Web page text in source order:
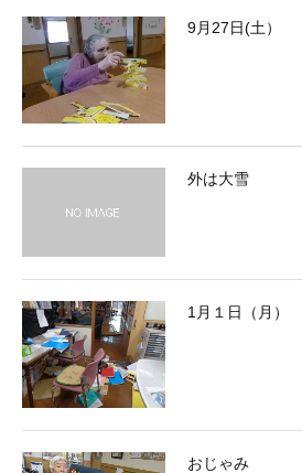
9月27日(土）
外は大雪
1月１日（月）
おじゃみ